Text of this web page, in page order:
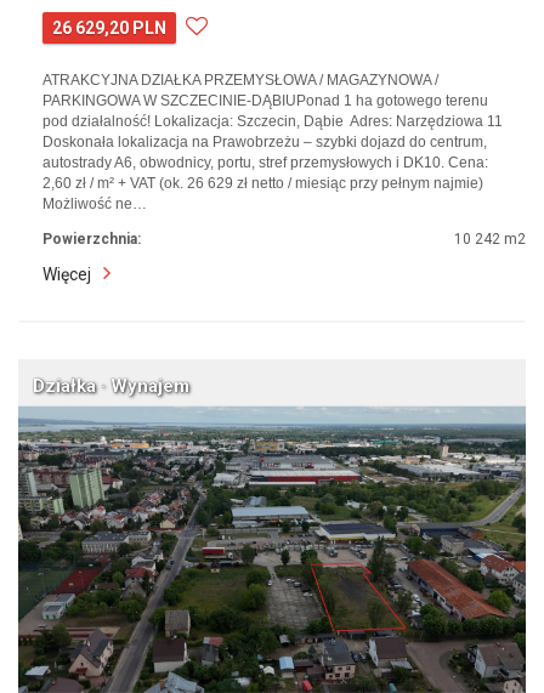
26 629,20 PLN
ATRAKCYJNA DZIAŁKA PRZEMYSŁOWA / MAGAZYNOWA /
PARKINGOWA W SZCZECINIE-DĄBIUPonad 1 ha gotowego terenu
pod działalność! Lokalizacja: Szczecin, Dąbie Adres: Narzędziowa 11
Doskonała lokalizacja na Prawobrzeżu – szybki dojazd do centrum,
autostrady A6, obwodnicy, portu, stref przemysłowych i DK10. Cena:
2,60 zł / m² + VAT (ok. 26 629 zł netto / miesiąc przy pełnym najmie)
Możliwość ne…
Powierzchnia: 10 242 m2
Więcej
Działka · Wynajem